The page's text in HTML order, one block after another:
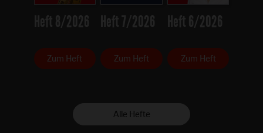
Heft 8/2026
Zum Heft
Heft 7/2026
Zum Heft
Heft 6/2026
Zum Heft
Alle Hefte